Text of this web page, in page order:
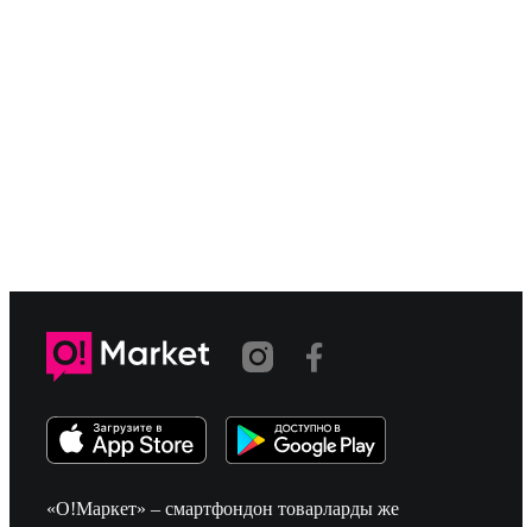
«О!Маркет» – смартфондон товарларды же